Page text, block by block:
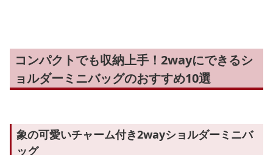
コンパクトでも収納上手！2wayにできるシ
ョルダーミニバッグのおすすめ10選
象の可愛いチャーム付き2wayショルダーミニバ
ッグ